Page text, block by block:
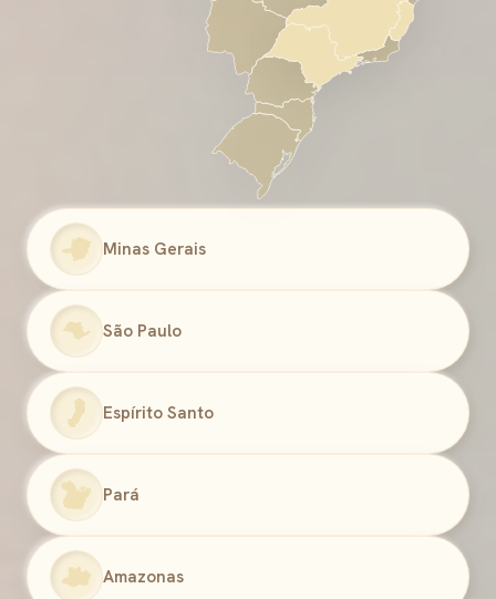
Minas Gerais
São Paulo
Espírito Santo
Pará
Amazonas